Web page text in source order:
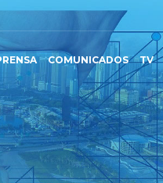
COMUNICADOS TV